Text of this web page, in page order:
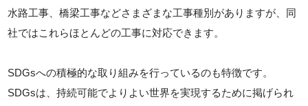
水路工事、橋梁工事などさまざまな工事種別がありますが、同
社ではこれらほとんどの工事に対応できます。
SDGsへの積極的な取り組みを行っているのも特徴です。
SDGsは、持続可能でよりよい世界を実現するために掲げられ